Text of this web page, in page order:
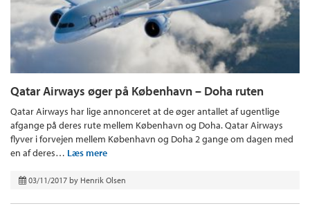
Qatar Airways øger på København – Doha ruten
Qatar Airways har lige annonceret at de øger antallet af ugentlige
afgange på deres rute mellem København og Doha. Qatar Airways
flyver i forvejen mellem København og Doha 2 gange om dagen med
en af deres… Læs mere
03/11/2017 by Henrik Olsen